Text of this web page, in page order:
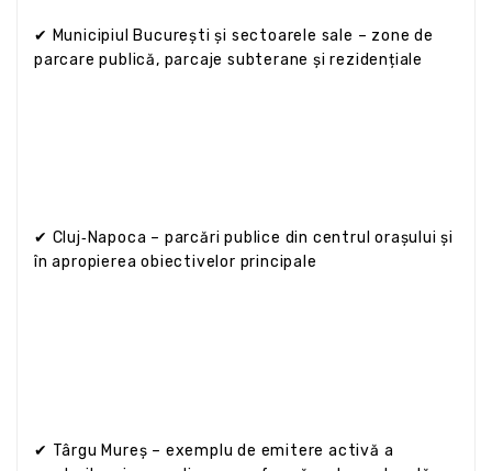
✔ Municipiul București și sectoarele sale – zone de
parcare publică, parcaje subterane și rezidențiale
✔ Cluj‑Napoca – parcări publice din centrul orașului și
în apropierea obiectivelor principale
✔ Târgu Mureș – exemplu de emitere activă a